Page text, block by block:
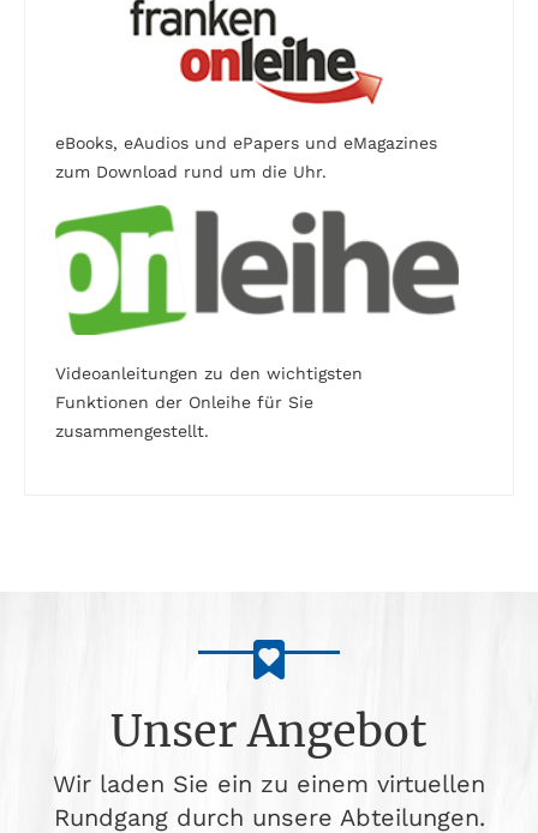
eBooks, eAudios und ePapers und eMagazines
zum Download rund um die Uhr.
Videoanleitungen zu den wichtigsten
Funktionen der Onleihe für Sie
zusammengestellt.
Unser Angebot
Wir laden Sie ein zu einem virtuellen
Rundgang durch unsere Abteilungen.